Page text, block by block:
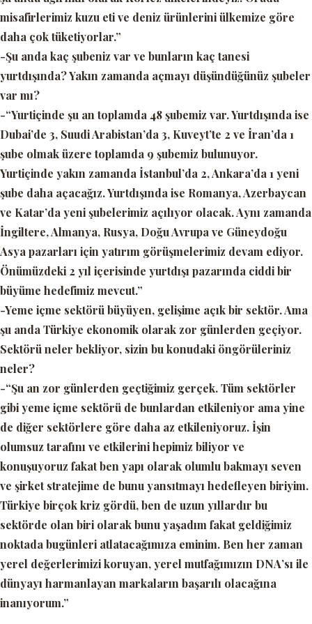
misafirlerimiz kuzu eti ve deniz ürünlerini ülkemize göre
daha çok tüketiyorlar.”
-Şu anda kaç şubeniz var ve bunların kaç tanesi
yurtdışında? Yakın zamanda açmayı düşündüğünüz şubeler
var mı?
-“Yurtiçinde şu an toplamda 48 şubemiz var. Yurtdışında ise
Dubai’de 3, Suudi Arabistan’da 3, Kuveyt’te 2 ve İran’da 1
şube olmak üzere toplamda 9 şubemiz bulunuyor.
Yurtiçinde yakın zamanda İstanbul’da 2, Ankara’da 1 yeni
şube daha açacağız. Yurtdışında ise Romanya, Azerbaycan
ve Katar’da yeni şubelerimiz açılıyor olacak. Aynı zamanda
İngiltere, Almanya, Rusya, Doğu Avrupa ve Güneydoğu
Asya pazarları için yatırım görüşmelerimiz devam ediyor.
Önümüzdeki 2 yıl içerisinde yurtdışı pazarında ciddi bir
büyüme hedefimiz mevcut.”
-Yeme içme sektörü büyüyen, gelişime açık bir sektör. Ama
şu anda Türkiye ekonomik olarak zor günlerden geçiyor.
Sektörü neler bekliyor, sizin bu konudaki öngörüleriniz
neler?
-“Şu an zor günlerden geçtiğimiz gerçek. Tüm sektörler
gibi yeme içme sektörü de bunlardan etkileniyor ama yine
de diğer sektörlere göre daha az etkileniyoruz. İşin
olumsuz tarafını ve etkilerini hepimiz biliyor ve
konuşuyoruz fakat ben yapı olarak olumlu bakmayı seven
ve şirket stratejime de bunu yansıtmayı hedefleyen biriyim.
Türkiye birçok kriz gördü, ben de uzun yıllardır bu
sektörde olan biri olarak bunu yaşadım fakat geldiğimiz
noktada bugünleri atlatacağımıza eminim. Ben her zaman
yerel değerlerimizi koruyan, yerel mutfağımızın DNA’sı ile
dünyayı harmanlayan markaların başarılı olacağına
inanıyorum.”